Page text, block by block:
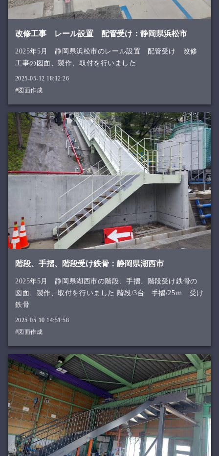
改修工事 レール設置 配管受け：静岡県浜松市
2025年5月 静岡県浜松市のレール設置 配管受け 改修
工事の図面、製作、取付を行いました
2025-05-12 18:12:26
#図面作成
階段、手摺、階段受け鉄骨：静岡県湖西市
2025年5月 静岡県湖西市の階段、手摺、階段受け鉄骨の
図面、製作、取付を行いました 階段/3台 手摺/25ｍ 受け
鉄骨
2025-05-10 14:51:58
#図面作成